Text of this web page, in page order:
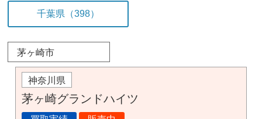
千葉県（398）
茅ヶ崎市
神奈川県
茅ヶ崎グランドハイツ